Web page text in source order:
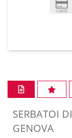
SERBATOI
GENOVA